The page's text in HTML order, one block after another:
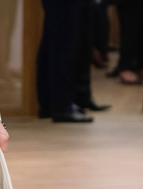
Russell
uscita e cast
perfetta –
Air India,